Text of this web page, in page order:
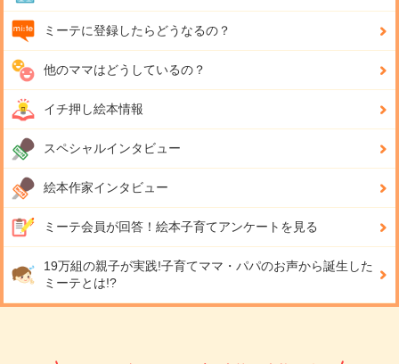
ミーテに登録したらどうなるの？
他のママはどうしているの？
イチ押し絵本情報
スペシャルインタビュー
絵本作家インタビュー
ミーテ会員が回答！ 絵本子育てアンケートを見る
19万組の親子が実践!子育てママ・パパのお声から誕生した
ミーテとは!?